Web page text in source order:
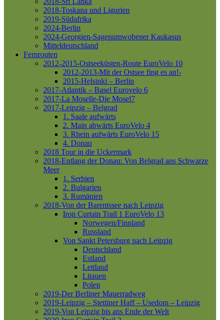
2018-Toskana und Ligurien
2019-Südafrika
2024-Berlin
2024-Georgien-Sagenumwobener Kaukasus
Mitteldeutschland
Fernrouten
2012-2015-Ostseeküsten-Route EuroVelo 10
2012-2013-Mit der Ostsee fing es an!-
2015-Helsinki – Berlin
2017-Atlantik – Basel Eurovelo 6
2017-La Moselle-Die Mosel7
2017-Leipzig – Belgrad
1. Saale aufwärts
2. Main abwärts EuroVelo 4
3. Rhein aufwärts EuroVelo 15
4. Donau
2018 Tour in die Uckermark
2018-Entlang der Donau: Von Belgrad ans Schwarze
Meer
1. Serbien
2. Bulgarien
3. Rumänien
2018-Von der Barentssee nach Leipzig
Iron Curtain Trail 1 EuroVelo 13
Norwegen/Finnland
Russland
Von Sankt Petersburg nach Leipzig
Deutschland
Estland
Lettland
Litauen
Polen
2019-Der Berliner Mauerradweg
2019-Leipzig – Stettiner Haff – Usedom – Leipzig
2019-Von Leipzig bis ans Ende der Welt